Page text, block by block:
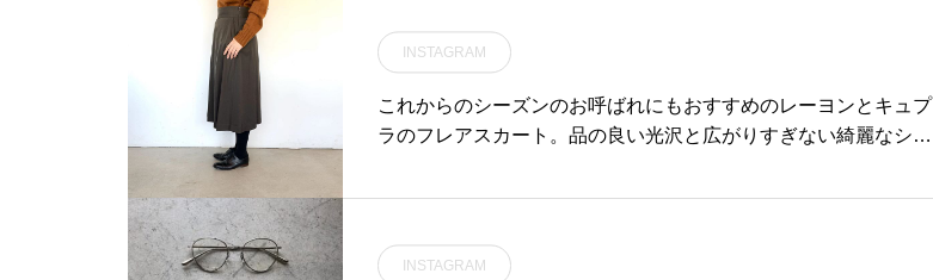
s ..#lunch #ランチ#ステ
ーキ #牛肩ロース #175g#
steak #beef #cafestagr
am #instafood #cafe #
カフェ #カフェ巡り#haus_
matsue#hausmatsue #
松江カフェ #島根カフェ#松
江 #島根 #山陰
INSTAGRAM
これからのシーズンのお呼ばれにもおすすめのレーヨンとキュプ
ラのフレアスカート。品の良い光沢と広がりすぎない綺麗なシル
ⅢHÅUSのハウエルのインスタはこちらです︎@haus_howell #MA
ue #島根#松江
INSTAGRAM